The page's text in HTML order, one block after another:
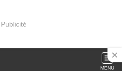
Publicité
MENU